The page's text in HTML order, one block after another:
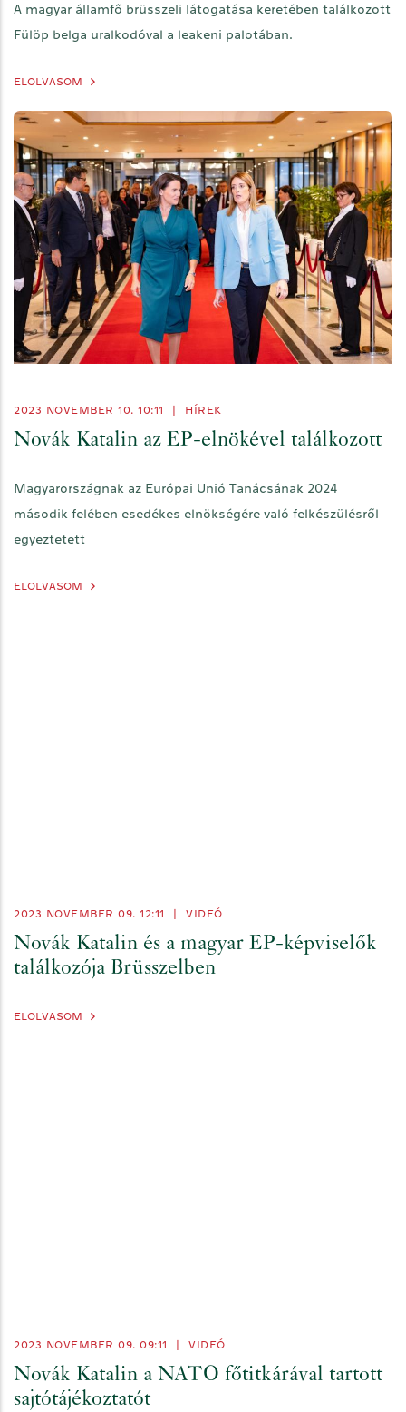
A magyar államfő brüsszeli látogatása keretében találkozott
Fülöp belga uralkodóval a leakeni palotában.
ELOLVASOM
2023 NOVEMBER 10. 10:11 HÍREK
Novák Katalin az EP-elnökével találkozott
Magyarországnak az Európai Unió Tanácsának 2024
második felében esedékes elnökségére való felkészülésről
egyeztetett
ELOLVASOM
2023 NOVEMBER 09. 12:11 VIDEÓ
Novák Katalin és a magyar EP-képviselők
találkozója Brüsszelben
ELOLVASOM
2023 NOVEMBER 09. 09:11 VIDEÓ
Novák Katalin a NATO főtitkárával tartott
sajtótájékoztatót